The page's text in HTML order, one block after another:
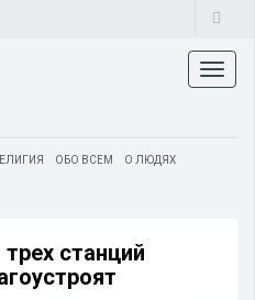
ОБО ВСЕМ
О ЛЮДЯХ
станций